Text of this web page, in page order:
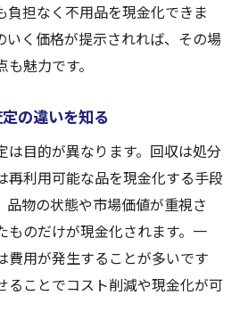
負担なく不用品を現金化できま
いく価格が提示されれば、その場
魅力です。
の違いを知る
は目的が異なります。回収は処分
再利用可能な品を現金化する手段
品物の状態や市場価値が重視さ
ものだけが現金化されます。一
費用が発生することが多いです
ることでコスト削減や現金化が可